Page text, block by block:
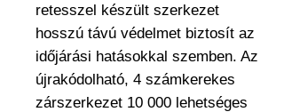
retesszel készült szerkezet
hosszú távú védelmet biztosít az
időjárási hatásokkal szemben. Az
újrakódolható, 4 számkerekes
zárszerkezet 10 000 lehetséges